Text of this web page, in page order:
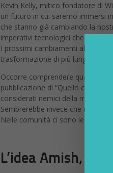
Kevin Kelly, mitico fondatore di
un futuro in cui saremo immersi
che stanno già cambiando la
imperativi tecnologici che danno
I prossimi cambiamenti
trasformazione di più lungo
Occorre comprendere quanto
pubblicazione di “Quello che vuole
considerati nemici della modernità.
Sembrerebbe invece che non
Nelle comunità ci sono le radio a
L’idea Amish, sì